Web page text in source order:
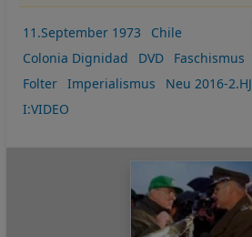
11.September 1973
Chile
Colonia Dignidad
DVD
Faschismus
Folter
Imperialismus Neu 2016-2.HJ
I:VIDEO